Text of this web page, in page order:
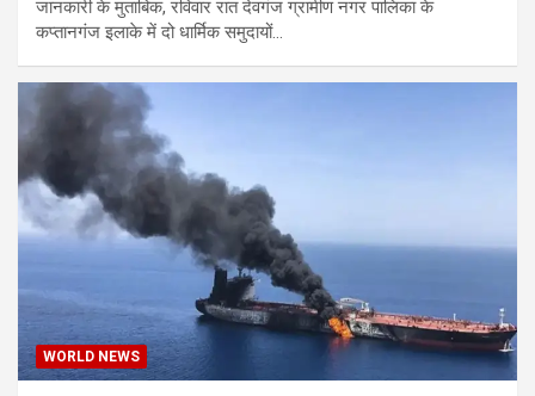
जानकारी के मुताबिक, रविवार रात देवगंज ग्रामीण नगर पालिका के
कप्तानगंज इलाके में दो धार्मिक समुदायों…
WORLD NEWS